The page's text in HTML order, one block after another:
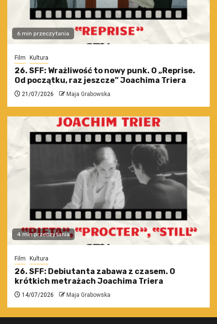
6 min przeczytania
Film Kultura
26. SFF: Wrażliwość to nowy punk. O „Reprise.
Od początku, raz jeszcze” Joachima Triera
21/07/2026 Maja Grabowska
4 min przeczytania
Film Kultura
26. SFF: Debiutanta zabawa z czasem. O
krótkich metrażach Joachima Triera
14/07/2026 Maja Grabowska